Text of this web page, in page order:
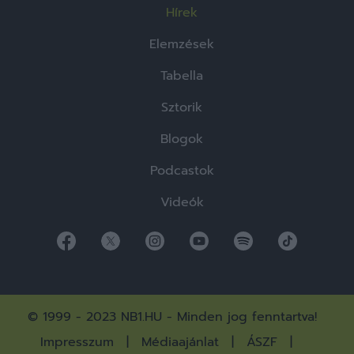
Hírek
Elemzések
Tabella
Sztorik
Blogok
Podcastok
Videók
© 1999 - 2023 NB1.HU - Minden jog fenntartva!
Impresszum
Médiaajánlat
ÁSZF